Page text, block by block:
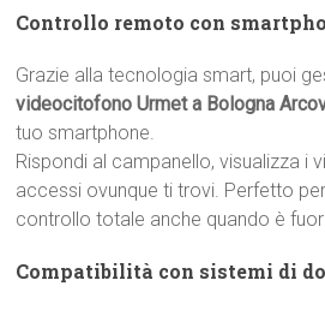
Controllo remoto con
Grazie alla tecnologia smart, puoi
videocitofono Urmet a Bologna
tuo smartphone.
Rispondi al campanello, visualizza i
accessi ovunque ti trovi. Perfetto
controllo totale anche quando è
Compatibilità con sistemi di